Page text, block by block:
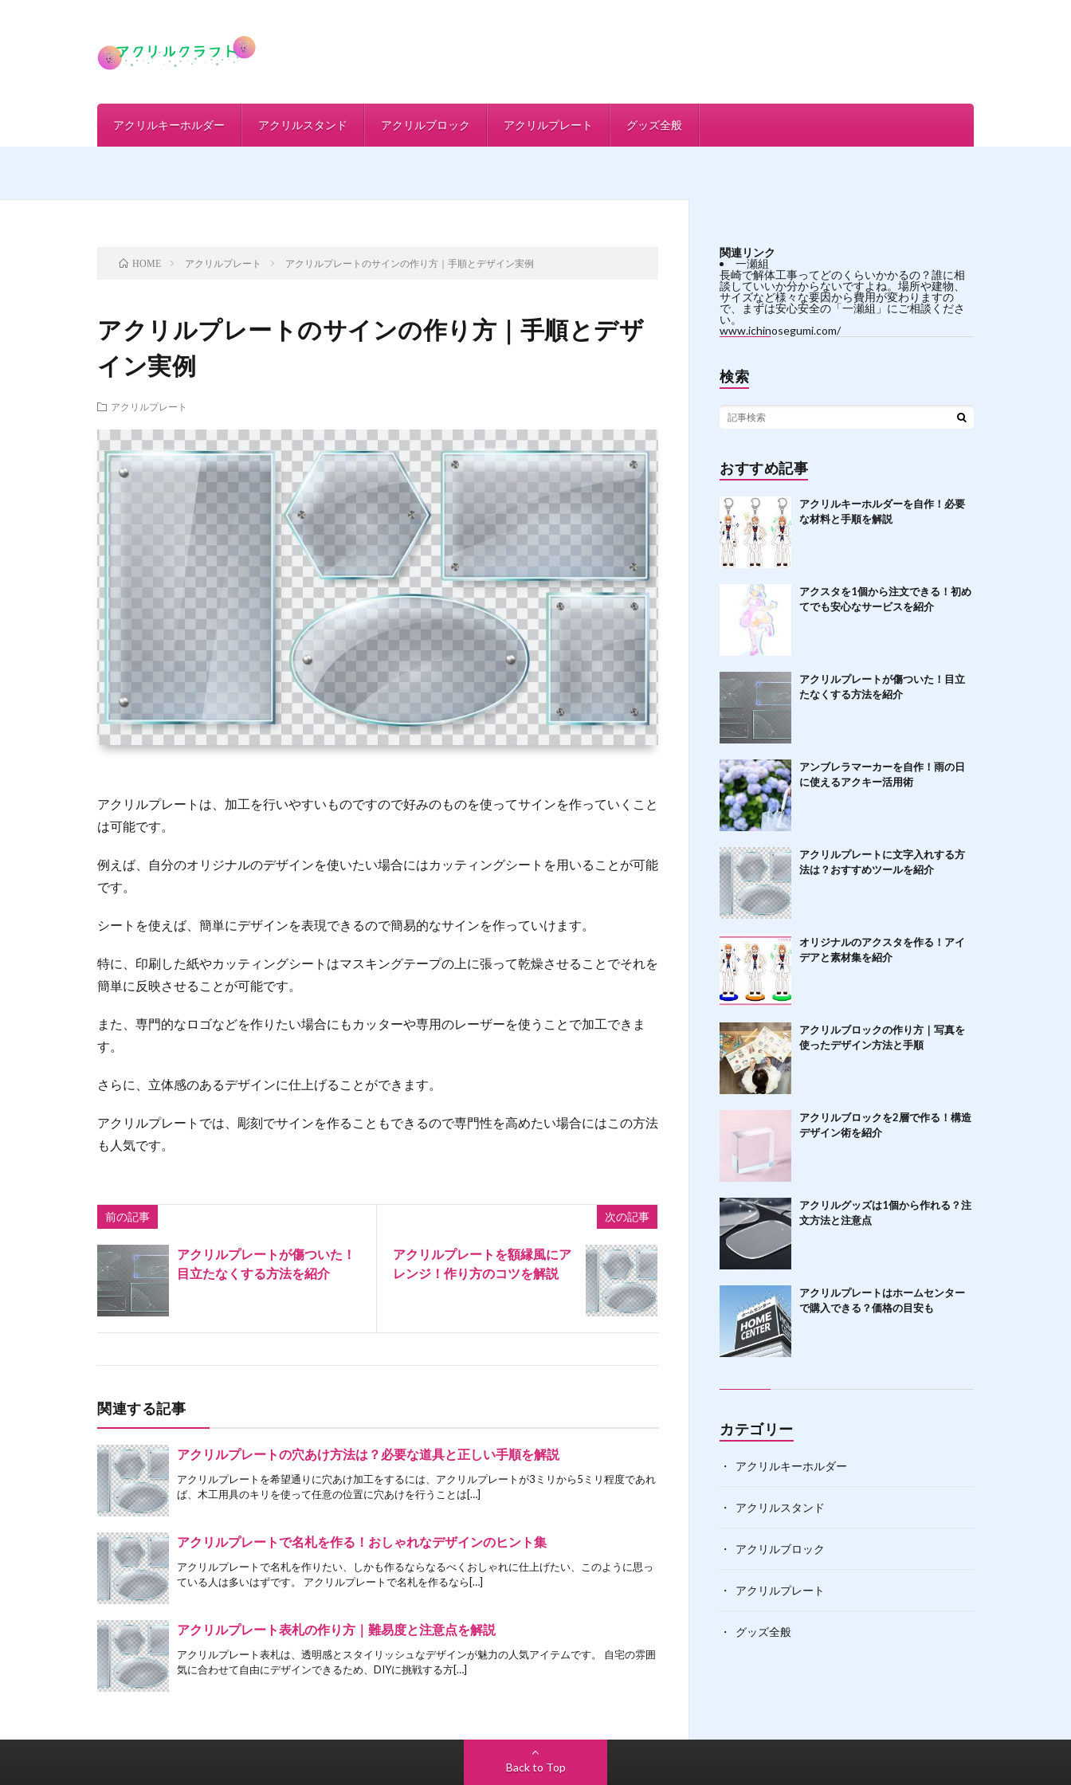
アクリルキーホルダー アクリルスタンド アクリルブロック アクリルプレート グッズ全般
HOME アクリルプレート アクリルプレートのサインの作り方｜手順とデザイン実例
アクリルプレートのサインの作り方｜手順とデザ
イン実例
アクリルプレート
アクリルプレートは、加工を行いやすいものですので好みのものを使ってサインを作っていくこと
は可能です。
例えば、自分のオリジナルのデザインを使いたい場合にはカッティングシートを用いることが可能
です。
シートを使えば、簡単にデザインを表現できるので簡易的なサインを作っていけます。
特に、印刷した紙やカッティングシートはマスキングテープの上に張って乾燥させることでそれを
簡単に反映させることが可能です。
また、専門的なロゴなどを作りたい場合にもカッターや専用のレーザーを使うことで加工できま
す。
さらに、立体感のあるデザインに仕上げることができます。
アクリルプレートでは、彫刻でサインを作ることもできるので専門性を高めたい場合にはこの方法
も人気です。
前の記事
アクリルプレートが傷ついた！
目立たなくする方法を紹介
次の記事
アクリルプレートを額縁風にア
レンジ！作り方のコツを解説
関連する記事
アクリルプレートの穴あけ方法は？必要な道具と正しい手順を解説
アクリルプレートを希望通りに穴あけ加工をするには、アクリルプレートが3ミリから5ミリ程度であれ
ば、木工用具のキリを使って任意の位置に穴あけを行うことは[…]
アクリルプレートで名札を作る！おしゃれなデザインのヒント集
アクリルプレートで名札を作りたい、しかも作るならなるべくおしゃれに仕上げたい、このように思っ
ている人は多いはずです。 アクリルプレートで名札を作るなら[…]
アクリルプレート表札の作り方｜難易度と注意点を解説
アクリルプレート表札は、透明感とスタイリッシュなデザインが魅力の人気アイテムです。 自宅の雰囲
気に合わせて自由にデザインできるため、DIYに挑戦する方[…]
関連リンク
一瀬組
長崎で解体工事ってどのくらいかかるの？誰に相
談していいか分からないですよね。場所や建物、
サイズなど様々な要因から費用が変わりますの
で、まずは安心安全の「一瀬組」にご相談くださ
い。
www.ichinosegumi.com/
検索
おすすめ記事
アクリルキーホルダーを自作！必要
な材料と手順を解説
アクスタを1個から注文できる！初め
てでも安心なサービスを紹介
アクリルプレートが傷ついた！目立
たなくする方法を紹介
アンブレラマーカーを自作！雨の日
に使えるアクキー活用術
アクリルプレートに文字入れする方
法は？おすすめツールを紹介
オリジナルのアクスタを作る！アイ
デアと素材集を紹介
アクリルブロックの作り方｜写真を
使ったデザイン方法と手順
アクリルブロックを2層で作る！構造
デザイン術を紹介
アクリルグッズは1個から作れる？注
文方法と注意点
アクリルプレートはホームセンター
で購入できる？価格の目安も
カテゴリー
アクリルキーホルダー
アクリルスタンド
アクリルブロック
アクリルプレート
グッズ全般
Back to Top